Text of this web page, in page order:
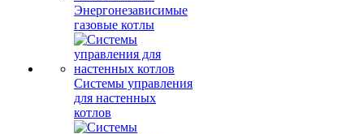
Энергонезависимые
газовые котлы
Системы управления
для настенных
котлов